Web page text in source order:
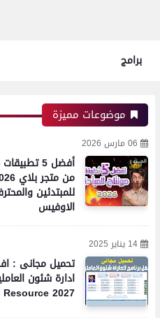
برامج
موضوعات مميزة
06 مارس 2026
أفضل 5
للمبتدئين
الاوفيس
14 يناير 2025
تحميل مجانى :
2027 Human Resource